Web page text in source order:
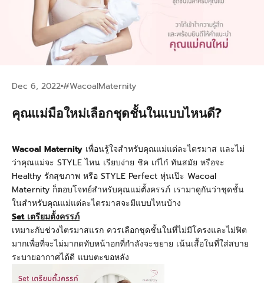
Dec 6, 2022#WacoalMaternity
คุณแม่มือใหม่เลือกชุดชั้นในแบบไหนดี?
Wacoal Maternity เพื่อนรู้ใจสำหรับคุณแม่แต่ละไตรมาส และไม่
ว่าคุณแม่จะ STYLEไหน เรียบง่าย ชิค เก๋ไก๋ ทันสมัย หรือจะ
Healthy รักสุขภาพ หรือ STYLE Perfect หุ่นเป๊ะ Wacoal
Maternity ก็ตอบโจทย์สำหรับคุณแม่ตั้งครรภ์ เรามาดูกันว่าชุดชั้น
ในสำหรับคุณแม่แต่ละไตรมาสจะมีแบบไหนบ้าง
Set เตรียมตั้งครรภ์
เหมาะกับช่วงไตรมาสแรก ควรเลือกชุดชั้นในที่ไม่มีโครงและไม่ฟิต
มากเพื่อที่จะไม่มากดทับหน้าอกที่กำลังจะขยาย เน้นเสื้อในที่ใส่สบาย
ระบายอากาศได้ดี แบบตะขอหลัง